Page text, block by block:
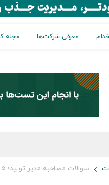
معرفی شرکت‌ها مجله
سوالات مصاحبه مدیر تولید؛ ۵ سوالی که در مصاحبه استخدامی باید بپرسید